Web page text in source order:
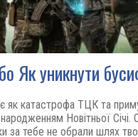
Як уникнути
як катастрофа ТЦК та
Новітньої Січі.
за тебе не обрали шлях